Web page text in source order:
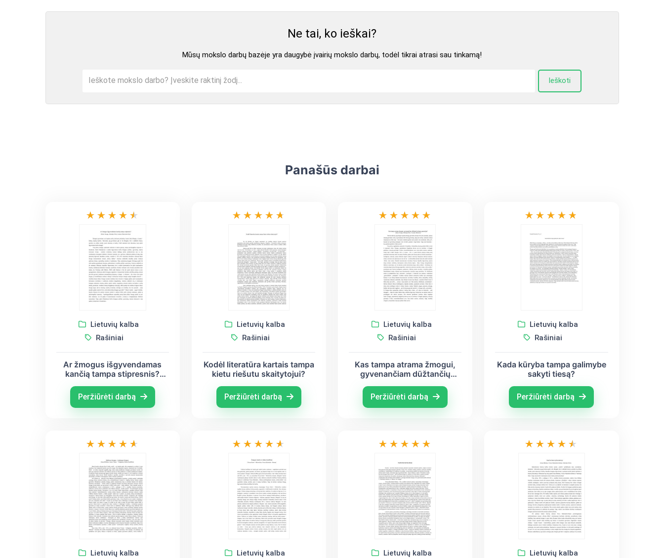
Ne tai, ko ieškai?
Mūsų mokslo darbų bazėje yra daugybė įvairių mokslo darbų, todėl tikrai atrasi sau tinkamą!
Ieškoti
Panašūs darbai
Lietuvių kalba
Rašiniai
Ar žmogus išgyvendamas
kančią tampa stipresnis?
Nėris, Justinas
Marcinkevičius)
Peržiūrėti darbą
Lietuvių kalba
Rašiniai
Kodėl literatūra kartais tampa
kietu riešutu skaitytojui?
Peržiūrėti darbą
Lietuvių kalba
Rašiniai
Kas tampa atrama žmogui,
gyvenančiam dūžtančių
Sruoga, Salomėja Nėris,
Vytautas Mačernis)
Peržiūrėti darbą
Lietuvių kalba
Rašiniai
Kada kūryba tampa galimybe
sakyti tiesą?
Peržiūrėti darbą
Lietuvių kalba
Lietuvių kalba
Lietuvių kalba
Lietuvių kalba